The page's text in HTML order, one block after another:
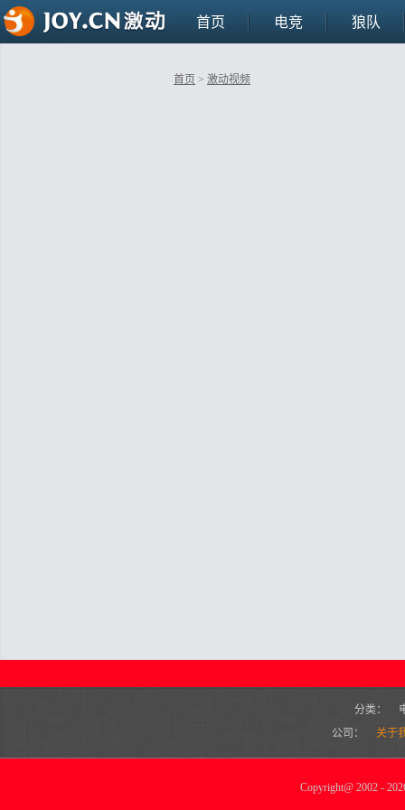
首页 电竞 狼队
首页 > 激动视频
分类：
公司：
关于
Copyright@2002 -